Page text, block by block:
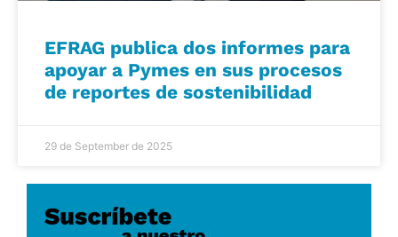
EFRAG publica dos informes para
apoyar a Pymes en sus procesos
de reportes de sostenibilidad
29 de September de 2025